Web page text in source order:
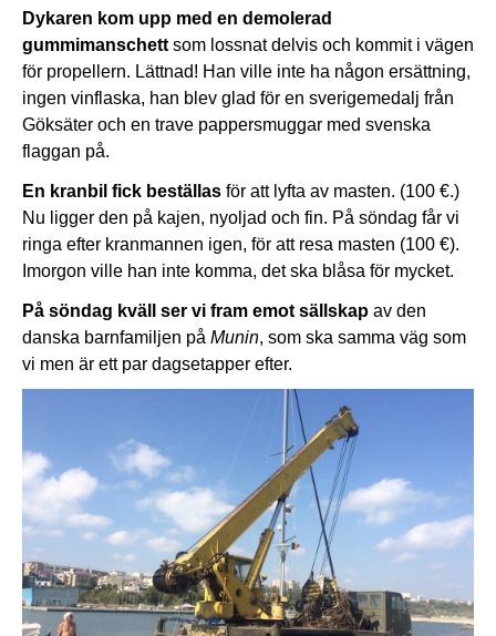
Dykaren kom upp med en demolerad
gummimanschett som lossnat delvis och kommit i vägen
för propellern. Lättnad! Han ville inte ha någon ersättning,
ingen vinflaska, han blev glad för en sverigemedalj från
Göksäter och en trave pappersmuggar med svenska
flaggan på.
En kranbil fick beställas för att lyfta av masten. (100 €.)
Nu ligger den på kajen, nyoljad och fin. På söndag får vi
ringa efter kranmannen igen, för att resa masten (100 €).
Imorgon ville han inte komma, det ska blåsa för mycket.
På söndag kväll ser vi fram emot sällskap av den
danska barnfamiljen på Munin, som ska samma väg som
vi men är ett par dagsetapper efter.